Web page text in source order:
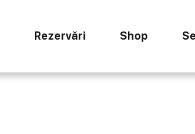
Rezervări Shop